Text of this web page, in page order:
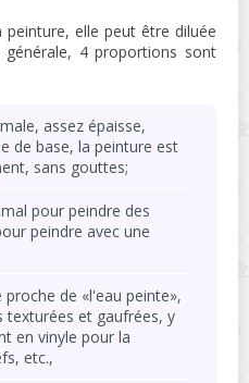
elle peut être diluée
4 proportions sont
assez épaisse,
de base, la peinture est
sans gouttes;
pour peindre des
peindre avec une
de «l'eau peinte»,
texturées et gaufrées, y
en vinyle pour la
etc.,